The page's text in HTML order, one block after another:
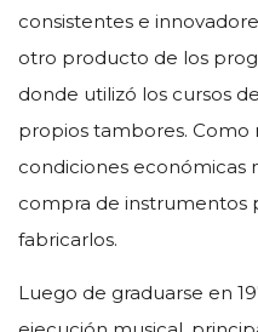
consistentes e
otro producto de los
donde utilizó los cursos
propios tambores. Como
condiciones económicas
compra de instrumentos
fabricarlos.
Luego de graduarse en